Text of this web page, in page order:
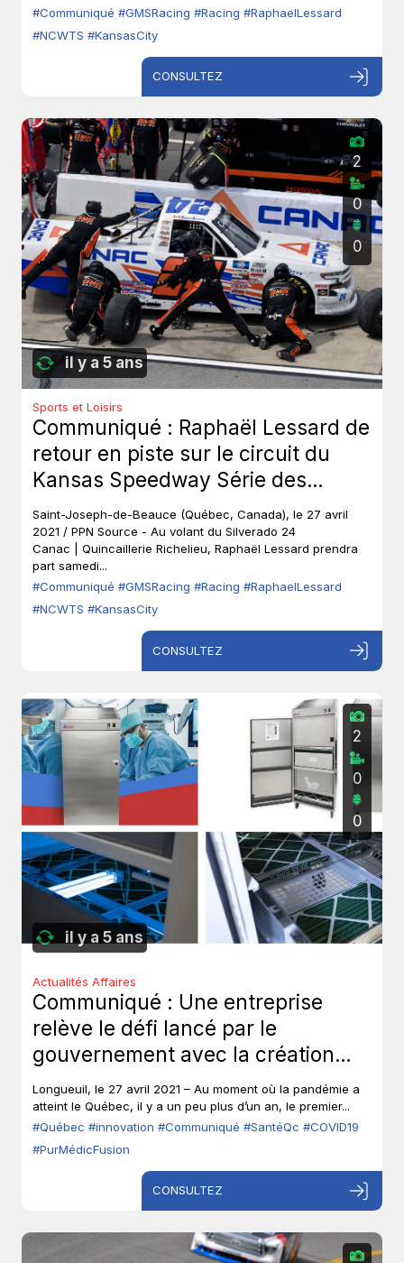
#Communiqué #GMSRacing #Racing #RaphaelLessard
#NCWTS #KansasCity
CONSULTEZ
il y a 5 ans
2
0
0
Sports et Loisirs
Communiqué : Raphaël Lessard de
retour en piste sur le circuit du
Kansas Speedway Série des
camionnettes - NASCAR Camping
World (NCWTS)
Saint-Joseph-de-Beauce (Québec, Canada), le 27 avril
2021 / PPN Source - Au volant du Silverado 24
Canac | Quincaillerie Richelieu, Raphaël Lessard prendra
part samedi...
#Communiqué #GMSRacing #Racing #RaphaelLessard
#NCWTS #KansasCity
CONSULTEZ
il y a 5 ans
2
0
0
Actualités Affaires
Communiqué : Une entreprise
relève le défi lancé par le
gouvernement avec la création
d’un appareil de ventilation qui
désinfecte l’air.
Longueuil, le 27 avril 2021 – Au moment où la pandémie a
atteint le Québec, il y a un peu plus d’un an, le premier...
#Québec #innovation #Communiqué #SantéQc #COVID19
#PurMédicFusion
CONSULTEZ